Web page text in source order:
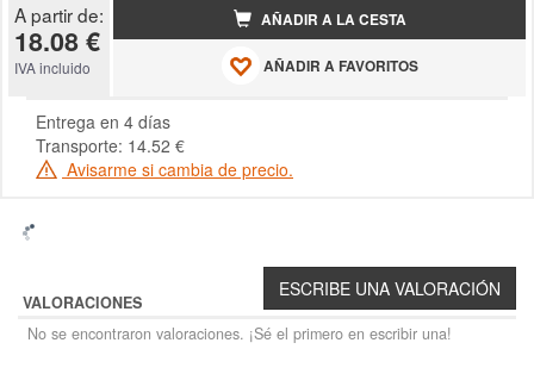
A partir de:
18.08 €
IVA incluido
AÑADIR A LA CESTA
AÑADIR A FAVORITOS
Entrega en 4 días
Transporte: 14.52 €
Avisarme si cambia de precio.
VALORACIONES
No se encontraron valoraciones. ¡Sé el primero en escribir una!